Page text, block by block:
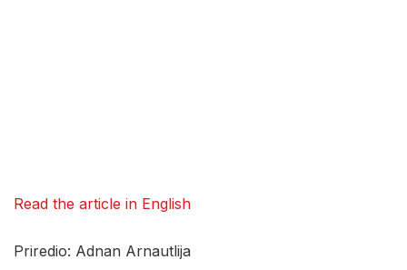
Read the article in English
Priredio: Adnan Arnautlija